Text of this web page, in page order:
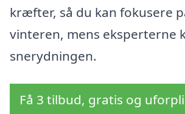
kræfter, så du kan fokusere
vinteren, mens eksperterne
snerydningen.
Få 3 tilbud, gratis og